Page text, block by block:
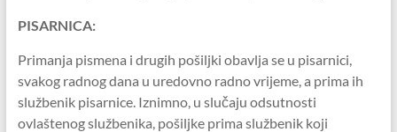
PISARNICA:
Primanja pismena i drugih pošiljki obavlja se u pisarnici,
svakog radnog dana u uredovno radno vrijeme, a prima ih
službenik pisarnice. Iznimno, u slučaju odsutnosti
ovlaštenog službenika, pošiljke prima službenik koji